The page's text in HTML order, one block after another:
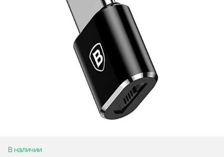
В наличии